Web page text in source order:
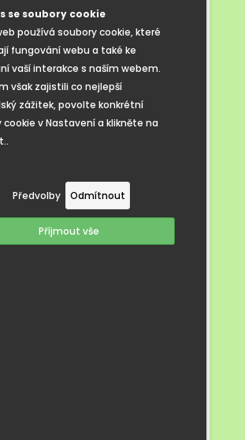
se soubory cookie
používá soubory cookie, které
fungování webu a také ke
vaší interakce s naším webem.
však zajistili co nejlepší
zážitek, povolte konkrétní
cookie v Nastavení a klikněte na
Předvolby Odmítnout
Příjmout vše
jako je například nečesání,
uší, ničení hraček, dloubání
sladkostmi.
nás nejen poučily, ale